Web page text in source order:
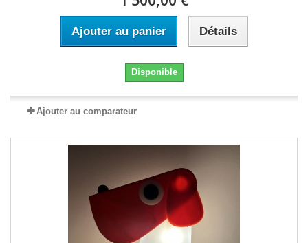
Ajouter au panier Détails
Disponible
Ajouter au comparateur